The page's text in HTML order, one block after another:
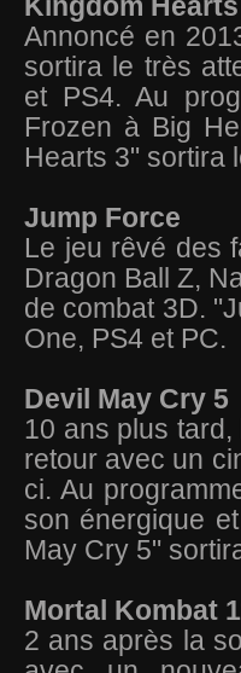
Annoncé en
sortira le très
et PS4. Au
Frozen à Big
Hearts 3" sortira
Jump Force
Le jeu rêvé des
Dragon Ball Z,
de combat 3D.
One, PS4 et PC.
Devil May Cry 5
10 ans plus
retour avec un
ci. Au
son énergique
May Cry 5"
Mortal Kombat
2 ans après la